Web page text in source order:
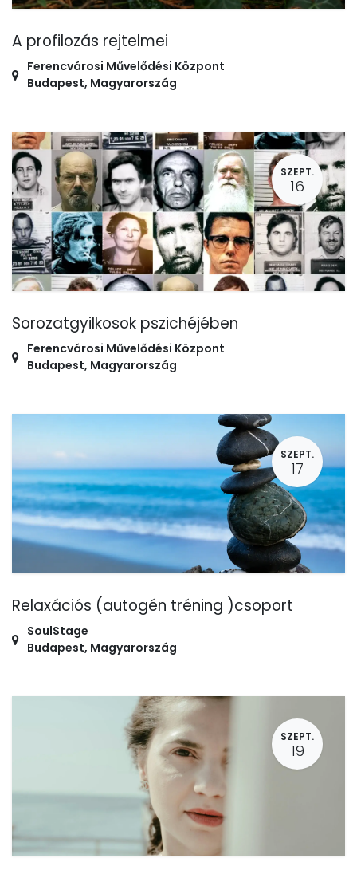
A profilozás rejtelmei
Ferencvárosi Művelődési Központ
Budapest, Magyarország
SZEPT.
16
Sorozatgyilkosok pszichéjében
Ferencvárosi Művelődési Központ
Budapest, Magyarország
SZEPT.
17
Relaxációs (autogén tréning )csoport
SoulStage
Budapest, Magyarország
SZEPT.
19